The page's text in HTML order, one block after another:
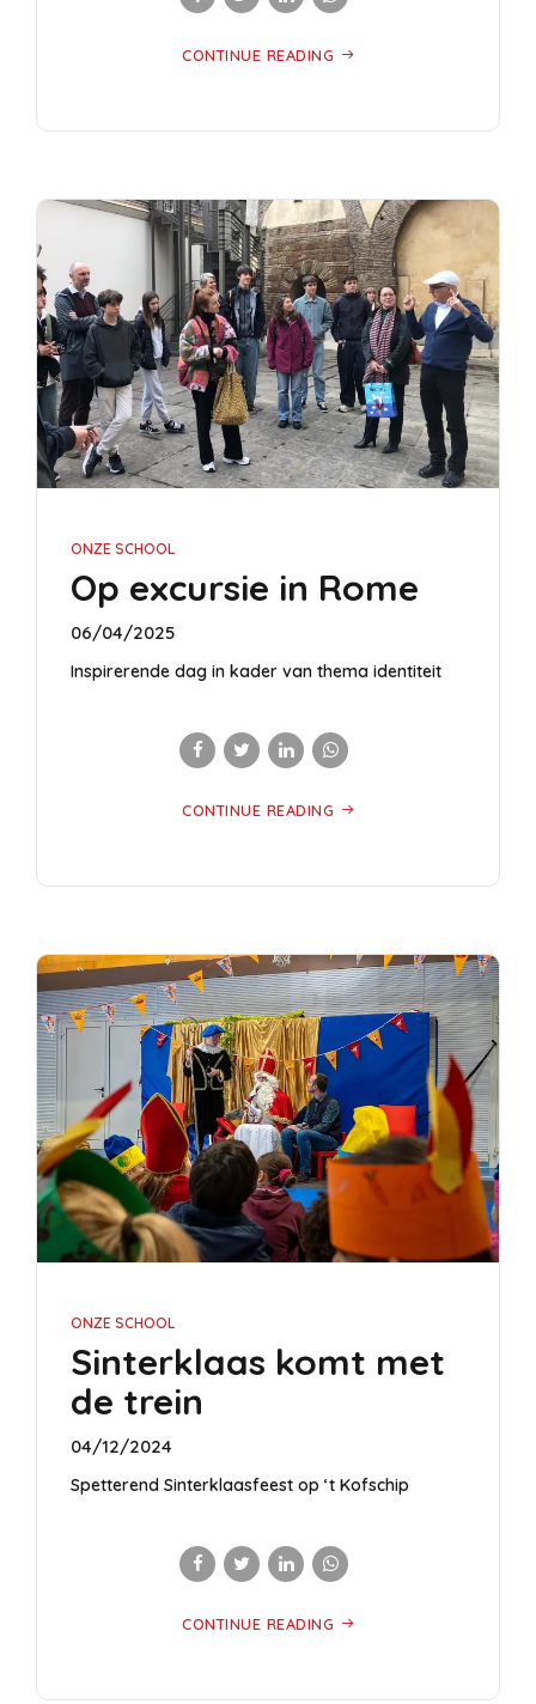
CONTINUE READING
ONZE SCHOOL
Op excursie in Rome
06/04/2025
Inspirerende dag in kader van thema identiteit
CONTINUE READING
ONZE SCHOOL
Sinterklaas komt met
de trein
04/12/2024
Spetterend Sinterklaasfeest op ‘t Kofschip
CONTINUE READING